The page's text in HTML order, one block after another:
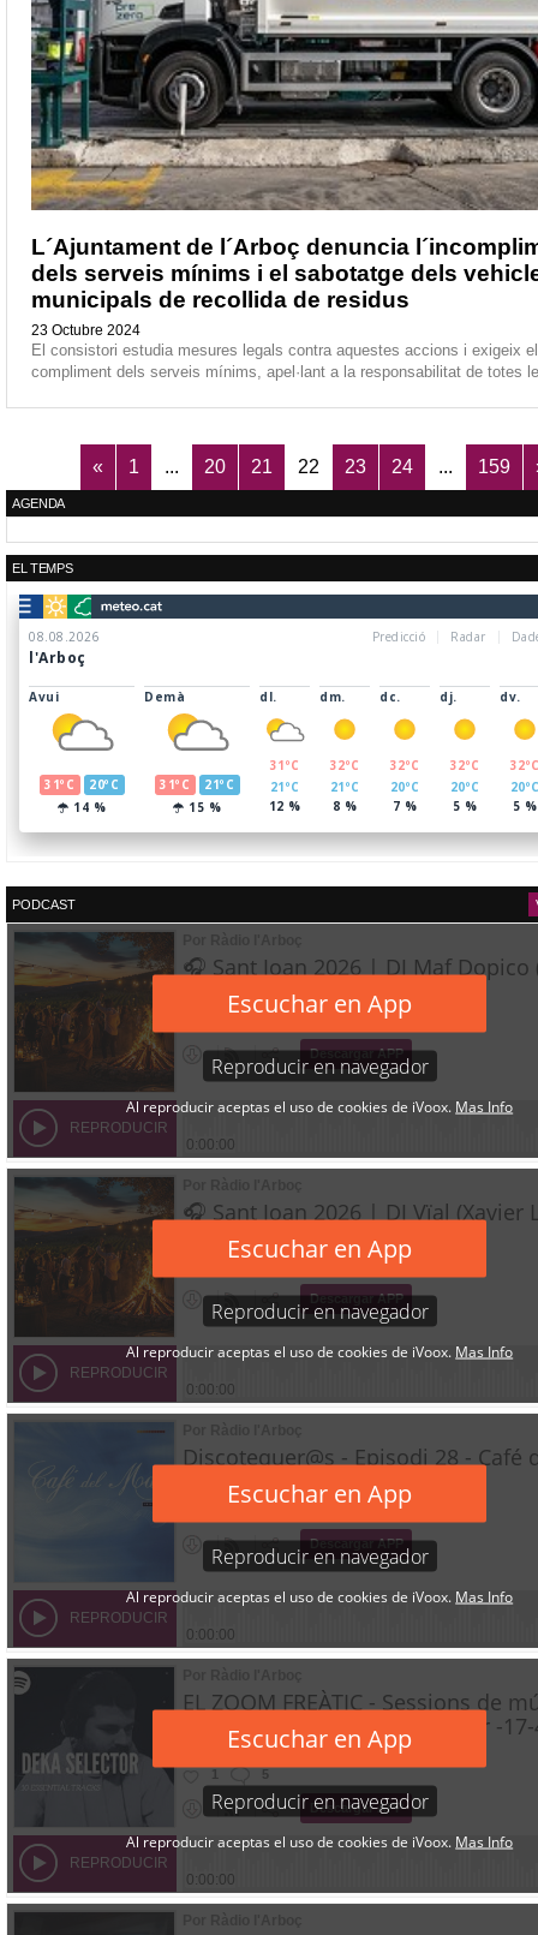
L´Ajuntament de l´Arboç denuncia
dels serveis mínims i el sabotatge dels
municipals de recollida de residus
23 Octubre 2024
El consistori estudia mesures legals contra aquestes accions i exigeix el
compliment dels serveis mínims, apel·lant a la responsabilitat de totes
« 1 ... 20 21 22 23 24 ... 159
AGENDA
EL TEMPS
PODCAST